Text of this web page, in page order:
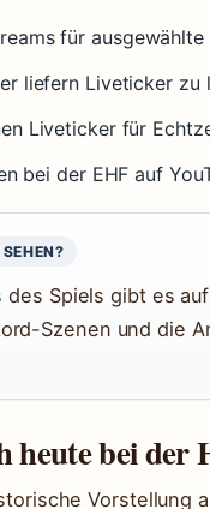
für
liefern Liveticker
Liveticker für
bei der EHF auf
Spiels gibt es
Szenen und die
bei der
Vorstellung